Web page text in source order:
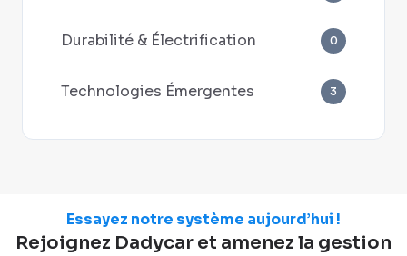
Durabilité & Électrification 0
Technologies Émergentes 3
Essayez notre système aujourd’hui !
Rejoignez Dadycar et amenez la gestion